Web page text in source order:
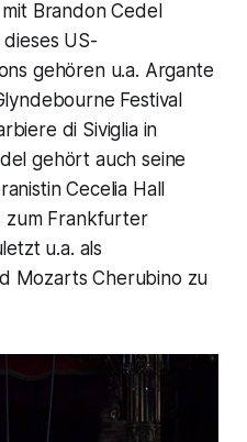
Brandon Cedel
US-
gehören u.a. Argante
Festival
di Siviglia in
gehört auch seine
Cecelia Hall
zum Frankfurter
u.a. als
Mozarts Cherubino zu